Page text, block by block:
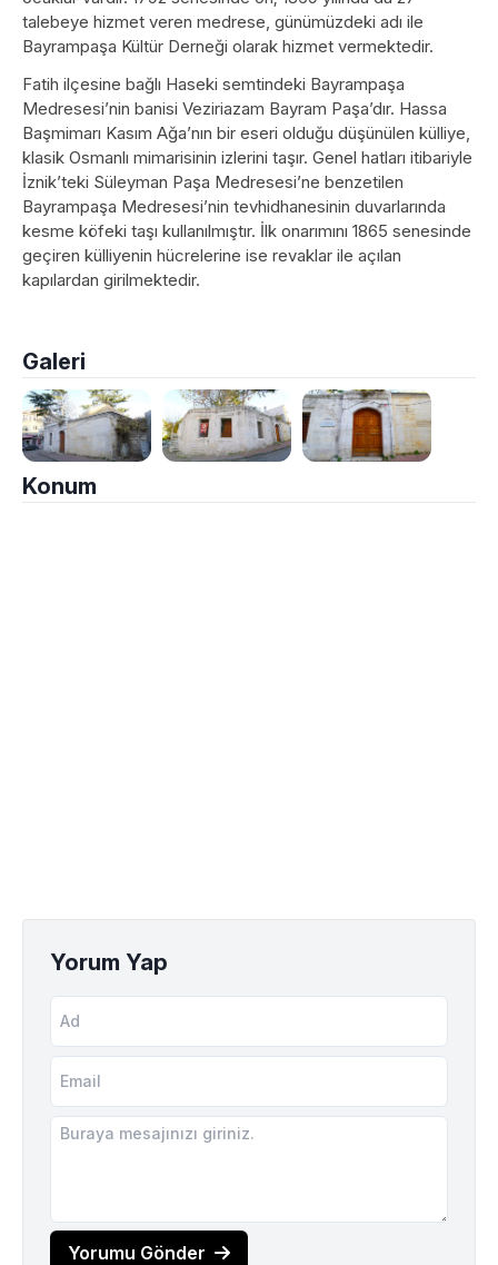
talebeye hizmet veren medrese, günümüzdeki adı ile
Bayrampaşa Kültür Derneği olarak hizmet vermektedir.
Fatih ilçesine bağlı Haseki semtindeki Bayrampaşa
Medresesi’nin banisi Veziriazam Bayram Paşa’dır. Hassa
Başmimarı Kasım Ağa’nın bir eseri olduğu düşünülen külliye,
klasik Osmanlı mimarisinin izlerini taşır. Genel hatları itibariyle
İznik’teki Süleyman Paşa Medresesi’ne benzetilen
Bayrampaşa Medresesi’nin tevhidhanesinin duvarlarında
kesme köfeki taşı kullanılmıştır. İlk onarımını 1865 senesinde
geçiren külliyenin hücrelerine ise revaklar ile açılan
kapılardan girilmektedir.
Galeri
Konum
Yorum Yap
Yorumu Gönder